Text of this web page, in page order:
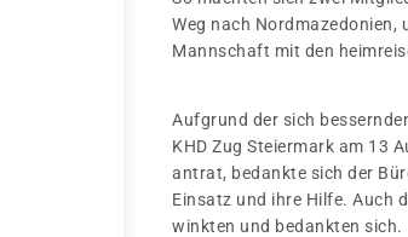
Weg nach
Mannschaft mit den
Aufgrund der sich
KHD Zug Steiermark am 13
antrat, bedankte sich der
Einsatz und ihre Hilfe. Auch
winkten und bedankten sich.